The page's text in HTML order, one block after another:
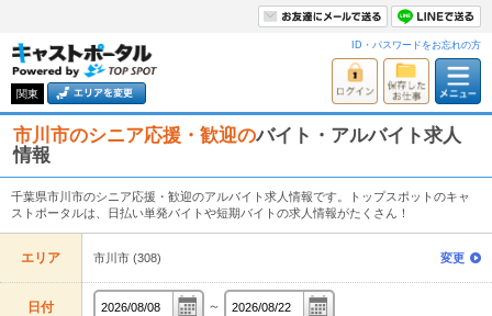
関東
ID・パスワードをお忘れの方
市川市のシニア応援・歓迎のバイト・アルバイト求人
情報
千葉県市川市のシニア応援・歓迎のアルバイト求人情報です。トップスポットのキャ
ストポータルは、日払い単発バイトや短期バイトの求人情報がたくさん！
エリア 市川市 (308) 変更
日付 ～